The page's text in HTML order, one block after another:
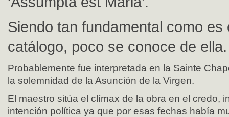
Siendo tan fundamental como es
catálogo, poco se conoce de ella.
Probablemente fue interpretada en la Sainte
la solemnidad de la Asunción de la Virgen.
El maestro sitúa el clímax de la obra en el credo,
intención política ya que por esas fechas había